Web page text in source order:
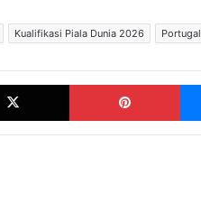
Kualifikasi Piala Dunia 2026 Portugal
X Pinterest